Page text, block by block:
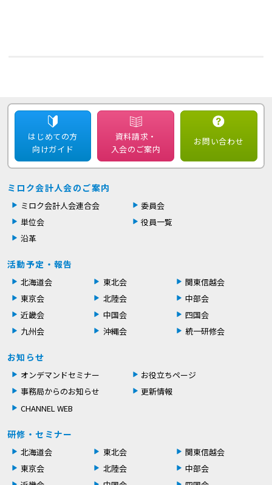
はじめての方
向けガイド
資料請求・
入会のご案内
お問い合わせ
ミロク会計人会のご案内
ミロク会計人会連合会
委員会
単位会
役員一覧
沿革
活動予定・報告
北海道会 東北会
関東信越会
東京会
北陸会
中部会
近畿会
中国会
四国会
九州会
沖縄会 統一研修会
お知らせ
オンデマンドセミナー
お役立ちページ
事務局からのお知らせ
更新情報
CHANNEL WEB
研修・セミナー
北海道会 東北会
関東信越会
東京会
北陸会
中部会